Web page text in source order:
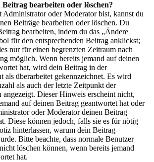
bearbeiten oder löschen?
Administrator oder Moderator bist, kannst du
Beiträge bearbeiten oder löschen. Du
bearbeiten, indem du das „Ändere
für den entsprechenden Beitrag anklickst;
nur für einen begrenzten Zeitraum nach
möglich. Wenn bereits jemand auf deinen
hat, wird dein Beitrag in der
als überarbeitet gekennzeichnet. Es wird
als auch der letzte Zeitpunkt der
angezeigt. Dieser Hinweis erscheint nicht,
auf deinen Beitrag geantwortet hat oder
oder Moderator deinen Beitrag
Diese können jedoch, falls sie es für nötig
hinterlassen, warum dein Beitrag
Bitte beachte, dass normale Benutzer
löschen können, wenn bereits jemand
hat.